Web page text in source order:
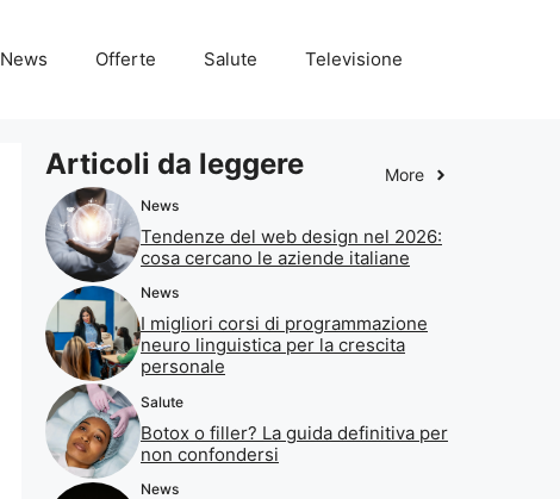
News Offerte Salute Televisione
Articoli da leggere More
News
Tendenze del web design nel 2026:
cosa cercano le aziende italiane
News
I migliori corsi di programmazione
neuro linguistica per la crescita
personale
Salute
Botox o filler? La guida definitiva per
non confondersi
News